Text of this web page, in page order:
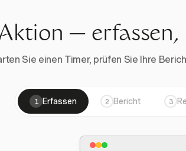
—
Sie einen Timer, prüfen Sie Ihre
1 Erfassen 2 Bericht 3